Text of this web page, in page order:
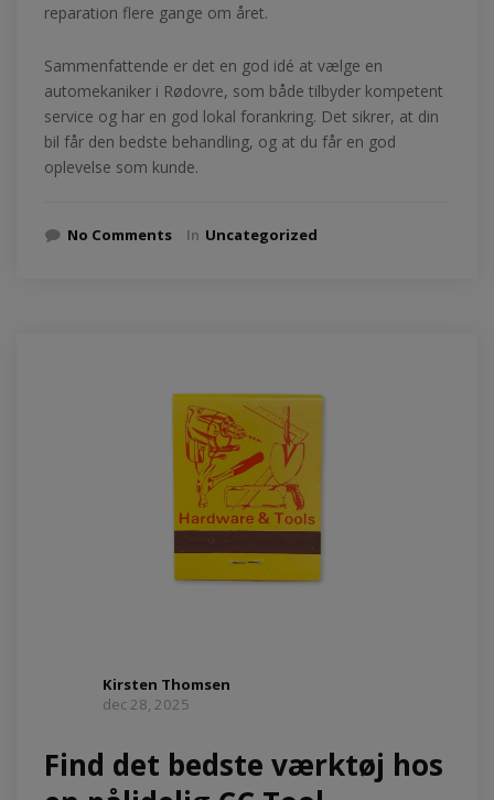
reparation flere gange om året.
Sammenfattende er det en god idé at vælge en
automekaniker i Rødovre, som både tilbyder kompetent
service og har en god lokal forankring. Det sikrer, at din
bil får den bedste behandling, og at du får en god
oplevelse som kunde.
No Comments In Uncategorized
Kirsten Thomsen
dec 28, 2025
Find det bedste værktøj hos